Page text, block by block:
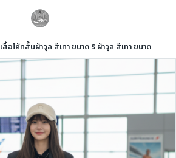
เสื้อโค้ทสั้นผ้าวูล สีเทา ขนาด S ผ้าวูล สีเทา ขนาด S ผ้าวูล สีเทา ขนาด S